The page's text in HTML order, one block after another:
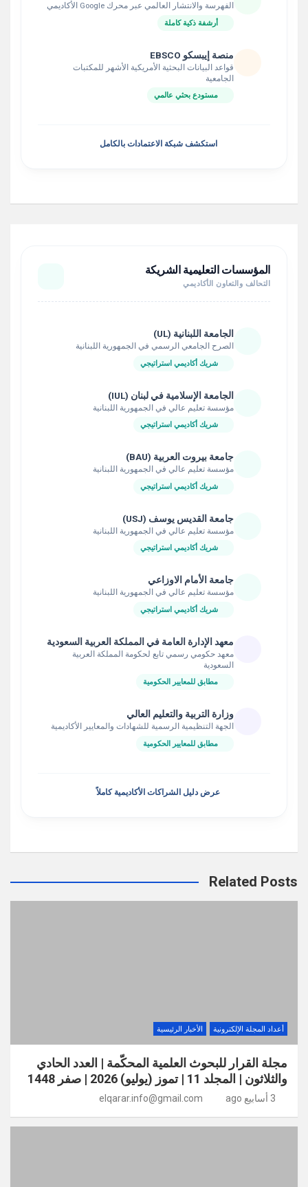
الفهرسة والانتشار العالمي عبر محرك Google الأكاديمي
أرشفة ذكية كاملة
منصة إيبسكو EBSCO
قواعد البيانات البحثية الأمريكية الأشهر للمكتبات
الجامعية
مستودع بحثي عالمي
استكشف شبكة الاعتمادات بالكامل
المؤسسات التعليمية الشريكة
التحالف والتعاون الأكاديمي
الجامعة اللبنانية (UL)
الصرح الجامعي الرسمي في الجمهورية اللبنانية
شريك أكاديمي استراتيجي
الجامعة الإسلامية في لبنان (IUL)
مؤسسة تعليم عالي في الجمهورية اللبنانية
شريك أكاديمي استراتيجي
جامعة بيروت العربية (BAU)
مؤسسة تعليم عالي في الجمهورية اللبنانية
شريك أكاديمي استراتيجي
جامعة القديس يوسف (USJ)
مؤسسة تعليم عالي في الجمهورية اللبنانية
شريك أكاديمي استراتيجي
جامعة الأمام الاوزاعي
مؤسسة تعليم عالي في الجمهورية اللبنانية
شريك أكاديمي استراتيجي
معهد الإدارة العامة في المملكة العربية السعودية
معهد حكومي رسمي تابع لحكومة المملكة العربية
السعودية
مطابق للمعايير الحكومية
وزارة التربية والتعليم العالي
الجهة التنظيمية الرسمية للشهادات والمعايير الأكاديمية
مطابق للمعايير الحكومية
عرض دليل الشراكات الأكاديمية كاملاً
Related Posts
أعداد المجلة الإلكترونية الأخبار الرئيسية
مجلة القرار للبحوث العلمية المحكّمة | العدد الحادي
والثلاثون | المجلد 11 | تموز (يوليو) 2026 | صفر 1448
3 أسابيع ago elqarar.info@gmail.com